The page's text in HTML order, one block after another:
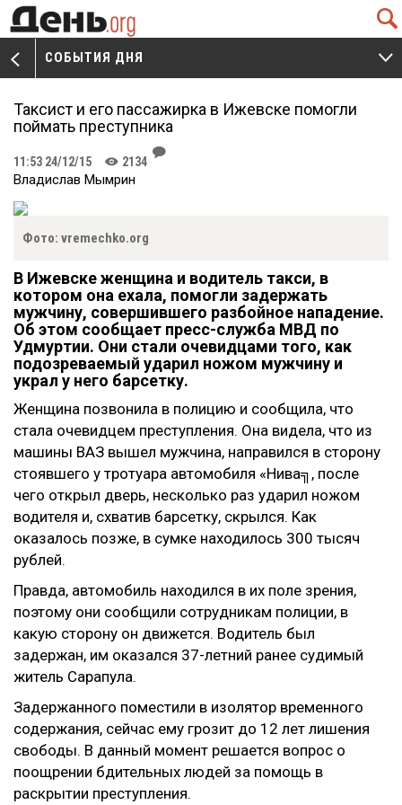
Q
V
СОБЫТИЯ ДНЯ
W
Таксист и его пассажирка в Ижевске помогли
поймать преступника
11:53 24/12/15 K 2134
J
Владислав Мымрин
Фото: vremechko.org
В Ижевске женщина и водитель такси, в
котором она ехала, помогли задержать
мужчину, совершившего разбойное нападение.
Об этом сообщает пресс-служба МВД по
Удмуртии. Они стали очевидцами того, как
подозреваемый ударил ножом мужчину и
украл у него барсетку.
Женщина позвонила в полицию и сообщила, что
стала очевидцем преступления. Она видела, что из
машины ВАЗ вышел мужчина, направился в сторону
стоявшего у тротуара автомобиля «Нива╗, после
чего открыл дверь, несколько раз ударил ножом
водителя и, схватив барсетку, скрылся. Как
оказалось позже, в сумке находилось 300 тысяч
рублей.
Правда, автомобиль находился в их поле зрения,
поэтому они сообщили сотрудникам полиции, в
какую сторону он движется. Водитель был
задержан, им оказался 37-летний ранее судимый
житель Сарапула.
Задержанного поместили в изолятор временного
содержания, сейчас ему грозит до 12 лет лишения
свободы. В данный момент решается вопрос о
поощрении бдительных людей за помощь в
раскрытии преступления.